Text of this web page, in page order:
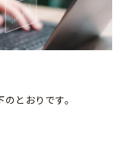
とおりです。